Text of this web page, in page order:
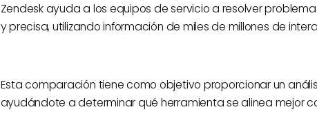
Zendesk ayuda a los equipos de servicio a resolver
y precisa, utilizando información de miles de millones de
Esta comparación tiene como objetivo proporcionar un
ayudándote a determinar qué herramienta se alinea mejor